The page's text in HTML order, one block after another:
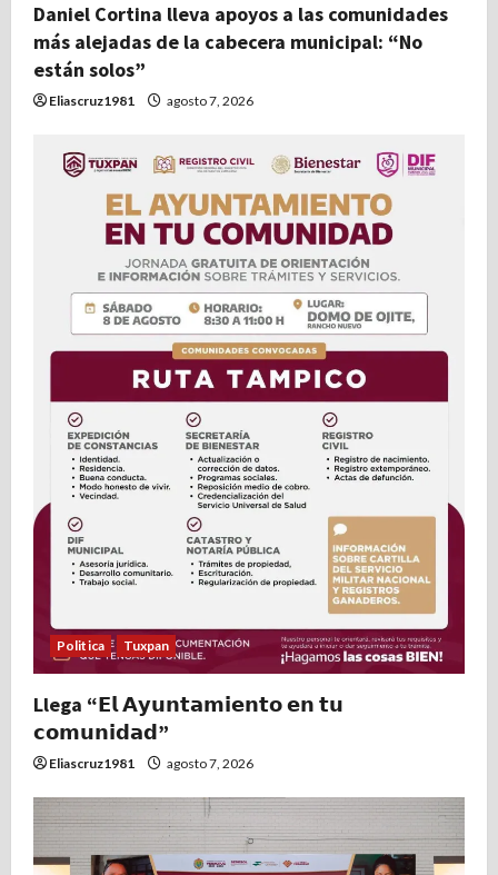
Daniel Cortina lleva apoyos a las comunidades
más alejadas de la cabecera municipal: “No
están solos”
Eliascruz1981 agosto 7, 2026
Politica Tuxpan
Llega “𝗘𝗹 𝗔𝘆𝘂𝗻𝘁𝗮𝗺𝗶𝗲𝗻𝘁𝗼 𝗲𝗻 𝘁𝘂
𝗰𝗼𝗺𝘂𝗻𝗶𝗱𝗮𝗱”
Eliascruz1981 agosto 7, 2026